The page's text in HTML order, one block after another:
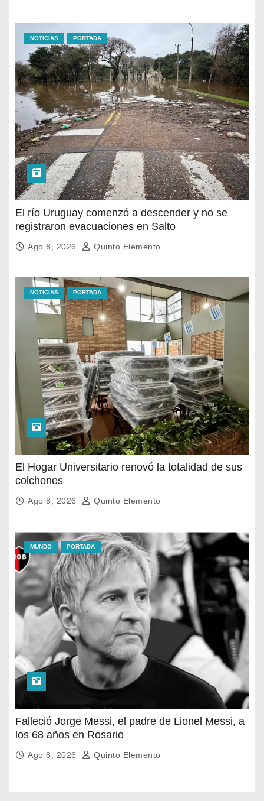
NOTICIAS PORTADA
El río Uruguay comenzó a descender y no se
registraron evacuaciones en Salto
Ago 8, 2026 Quinto Elemento
NOTICIAS PORTADA
El Hogar Universitario renovó la totalidad de sus
colchones
Ago 8, 2026 Quinto Elemento
MUNDO PORTADA
Falleció Jorge Messi, el padre de Lionel Messi, a
los 68 años en Rosario
Ago 8, 2026 Quinto Elemento